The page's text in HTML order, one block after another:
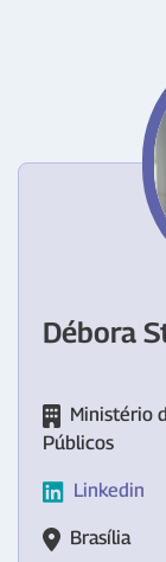
Débora
Ministério
Públicos
Linkedin
Brasília